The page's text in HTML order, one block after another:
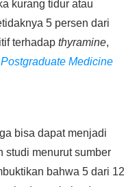
kurang tidur atau
5 persen dari
terhadap thyramine,
Postgraduate Medicine
bisa dapat menjadi
studi menurut sumber
bahwa 5 dari 12